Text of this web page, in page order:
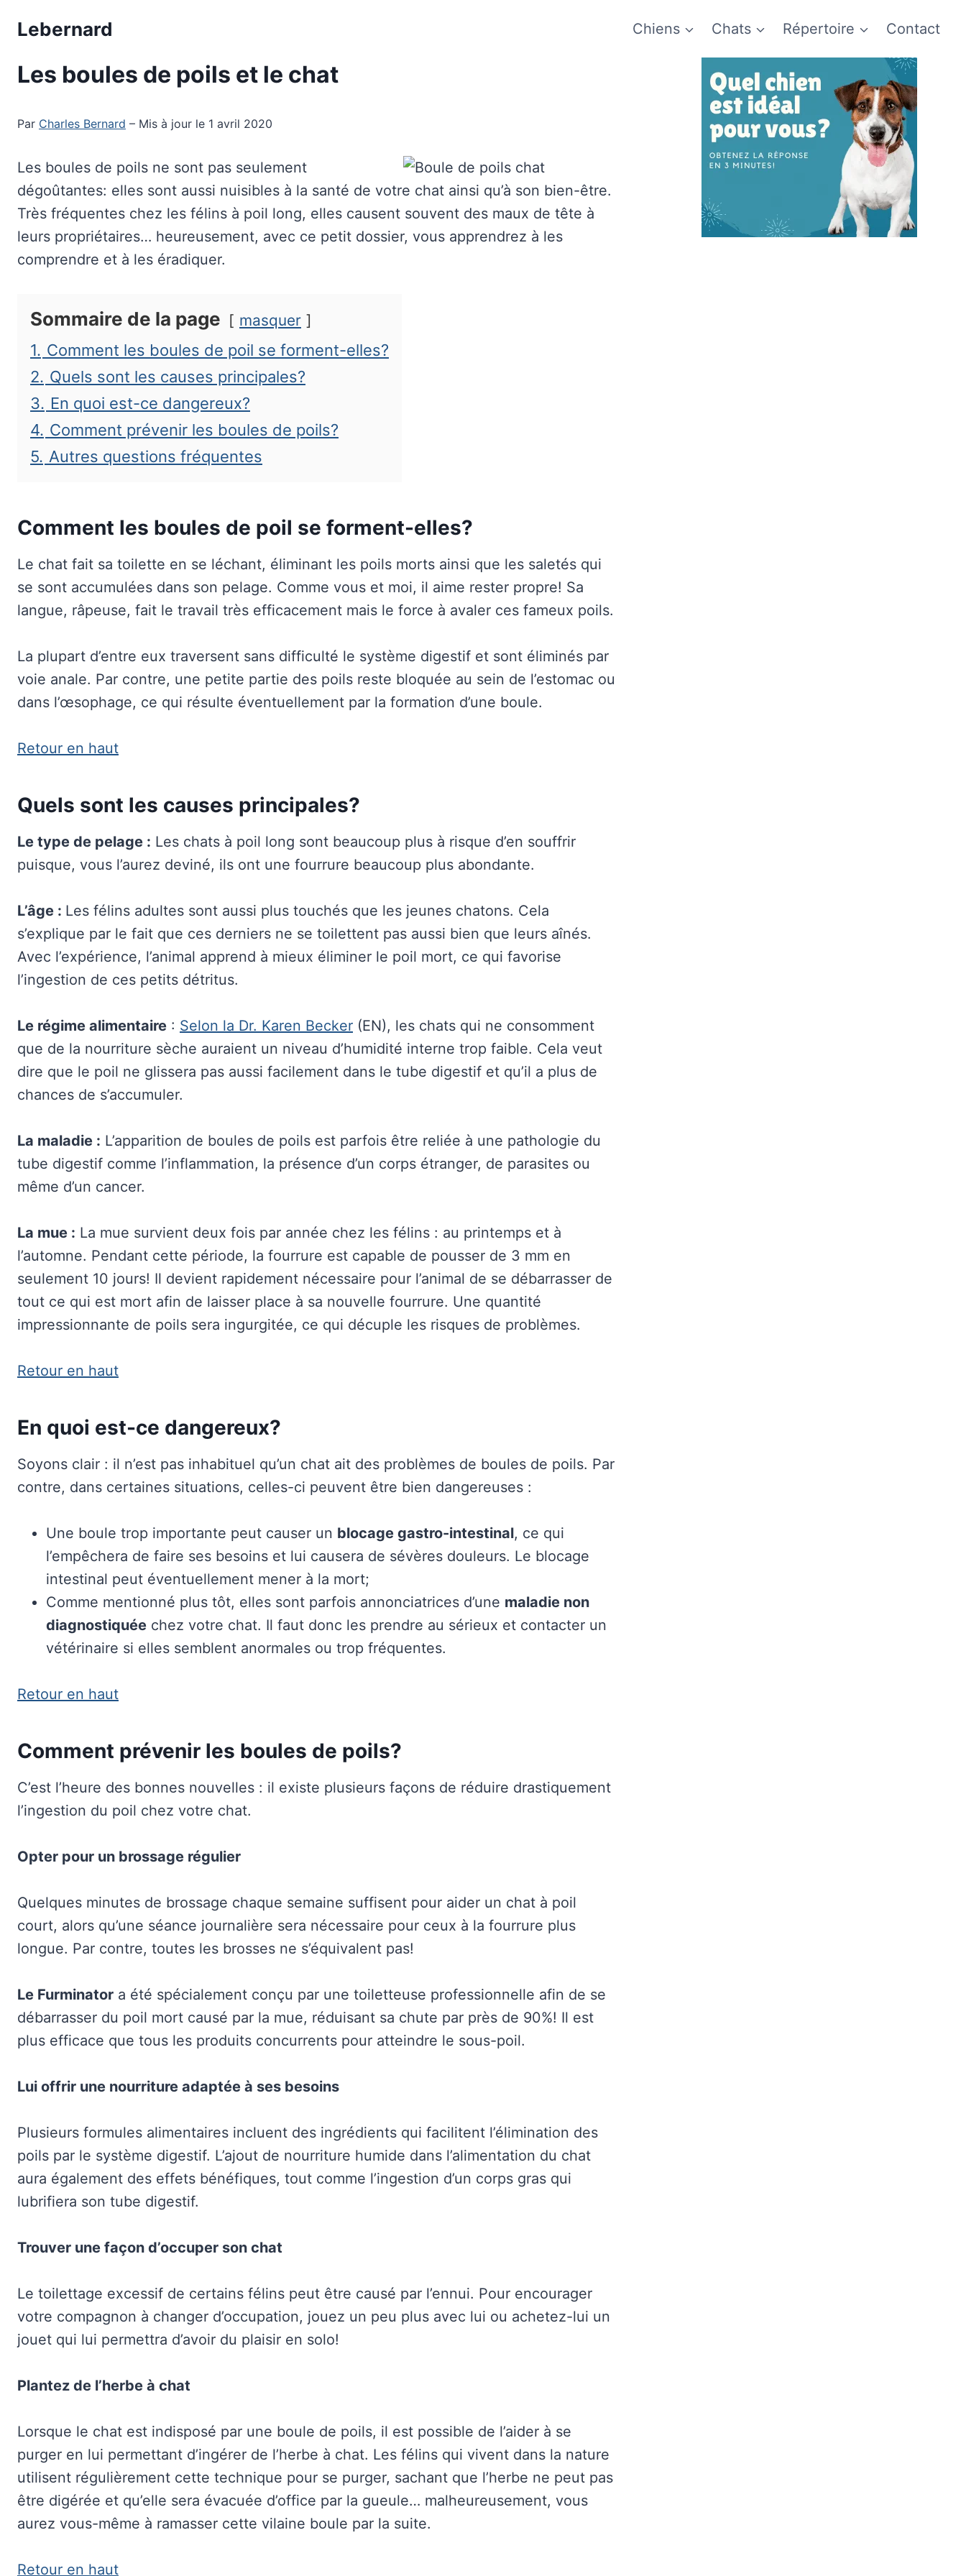
Lebernard Chiens Chats Répertoire Contact
Les boules de poils et le chat
Par Charles Bernard – Mis à jour le 1 avril 2020
Les boules de poils ne sont pas seulement
dégoûtantes: elles sont aussi nuisibles à la santé de votre chat ainsi qu’à son bien-être.
Très fréquentes chez les félins à poil long, elles causent souvent des maux de tête à
leurs propriétaires… heureusement, avec ce petit dossier, vous apprendrez à les
comprendre et à les éradiquer.
Sommaire de la page masquer
1. Comment les boules de poil se forment-elles?
2. Quels sont les causes principales?
3. En quoi est-ce dangereux?
4. Comment prévenir les boules de poils?
5. Autres questions fréquentes
Comment les boules de poil se forment-elles?
Le chat fait sa toilette en se léchant, éliminant les poils morts ainsi que les saletés qui
se sont accumulées dans son pelage. Comme vous et moi, il aime rester propre! Sa
langue, râpeuse, fait le travail très efficacement mais le force à avaler ces fameux poils.
La plupart d’entre eux traversent sans difficulté le système digestif et sont éliminés par
voie anale. Par contre, une petite partie des poils reste bloquée au sein de l’estomac ou
dans l’œsophage, ce qui résulte éventuellement par la formation d’une boule.
Retour en haut
Quels sont les causes principales?
Le type de pelage : Les chats à poil long sont beaucoup plus à risque d’en souffrir
puisque, vous l’aurez deviné, ils ont une fourrure beaucoup plus abondante.
L’âge : Les félins adultes sont aussi plus touchés que les jeunes chatons. Cela
s’explique par le fait que ces derniers ne se toilettent pas aussi bien que leurs aînés.
Avec l’expérience, l’animal apprend à mieux éliminer le poil mort, ce qui favorise
l’ingestion de ces petits détritus.
Le régime alimentaire : Selon la Dr. Karen Becker (EN), les chats qui ne consomment
que de la nourriture sèche auraient un niveau d’humidité interne trop faible. Cela veut
dire que le poil ne glissera pas aussi facilement dans le tube digestif et qu’il a plus de
chances de s’accumuler.
La maladie : L’apparition de boules de poils est parfois être reliée à une pathologie du
tube digestif comme l’inflammation, la présence d’un corps étranger, de parasites ou
même d’un cancer.
La mue : La mue survient deux fois par année chez les félins : au printemps et à
l’automne. Pendant cette période, la fourrure est capable de pousser de 3 mm en
seulement 10 jours! Il devient rapidement nécessaire pour l’animal de se débarrasser de
tout ce qui est mort afin de laisser place à sa nouvelle fourrure. Une quantité
impressionnante de poils sera ingurgitée, ce qui décuple les risques de problèmes.
Retour en haut
En quoi est-ce dangereux?
Soyons clair : il n’est pas inhabituel qu’un chat ait des problèmes de boules de poils. Par
contre, dans certaines situations, celles-ci peuvent être bien dangereuses :
Une boule trop importante peut causer un blocage gastro-intestinal, ce qui
l’empêchera de faire ses besoins et lui causera de sévères douleurs. Le blocage
intestinal peut éventuellement mener à la mort;
Comme mentionné plus tôt, elles sont parfois annonciatrices d’une maladie non
diagnostiquée chez votre chat. Il faut donc les prendre au sérieux et contacter un
vétérinaire si elles semblent anormales ou trop fréquentes.
Retour en haut
Comment prévenir les boules de poils?
C’est l’heure des bonnes nouvelles : il existe plusieurs façons de réduire drastiquement
l’ingestion du poil chez votre chat.
Opter pour un brossage régulier
Quelques minutes de brossage chaque semaine suffisent pour aider un chat à poil
court, alors qu’une séance journalière sera nécessaire pour ceux à la fourrure plus
longue. Par contre, toutes les brosses ne s’équivalent pas!
Le Furminator a été spécialement conçu par une toiletteuse professionnelle afin de se
débarrasser du poil mort causé par la mue, réduisant sa chute par près de 90%! Il est
plus efficace que tous les produits concurrents pour atteindre le sous-poil.
Lui offrir une nourriture adaptée à ses besoins
Plusieurs formules alimentaires incluent des ingrédients qui facilitent l’élimination des
poils par le système digestif. L’ajout de nourriture humide dans l’alimentation du chat
aura également des effets bénéfiques, tout comme l’ingestion d’un corps gras qui
lubrifiera son tube digestif.
Trouver une façon d’occuper son chat
Le toilettage excessif de certains félins peut être causé par l’ennui. Pour encourager
votre compagnon à changer d’occupation, jouez un peu plus avec lui ou achetez-lui un
jouet qui lui permettra d’avoir du plaisir en solo!
Plantez de l’herbe à chat
Lorsque le chat est indisposé par une boule de poils, il est possible de l’aider à se
purger en lui permettant d’ingérer de l’herbe à chat. Les félins qui vivent dans la nature
utilisent régulièrement cette technique pour se purger, sachant que l’herbe ne peut pas
être digérée et qu’elle sera évacuée d’office par la gueule… malheureusement, vous
aurez vous-même à ramasser cette vilaine boule par la suite.
Retour en haut